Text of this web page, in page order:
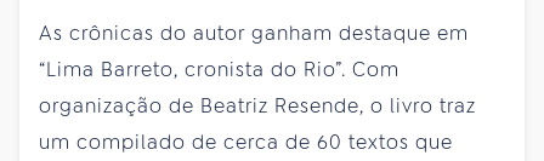
As crônicas do autor ganham destaque em
“Lima Barreto, cronista do Rio”. Com
organização de Beatriz Resende, o livro traz
um compilado de cerca de 60 textos que